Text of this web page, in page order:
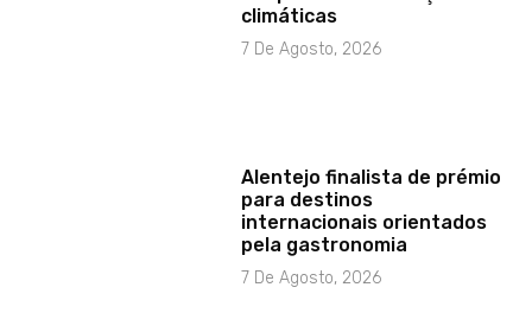
climáticas
7 De Agosto, 2026
Alentejo finalista de prémio
para destinos
internacionais orientados
pela gastronomia
7 De Agosto, 2026